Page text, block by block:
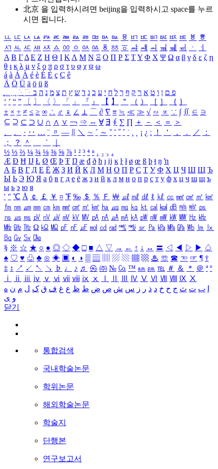
北京 을 입력하시려면 beijing을 입력하시고 space를 누르
시면 됩니다.
ㅥ ㅦ ㅧ ㅨ ㅩ ㅪ ㅫ ㅬ ㅭ ㅮ ㅯ ㅰ ㅱ ㅲ ㅳ ㅴ ㅵ ㅶ ㅷ ㅸ
ㅹ
ㅺ ㅻ ㅼ ㅽ ㅾ ㅿ ㆀ ㆁ ㆂ ㆃ ㆄ ㆅ ㆆ ㆇ ㆈ ㆉ ㆊ ㆋ ㆌ ㆍ
ㆎ
Α Β ΓΔ Ε Ζ Η Θ Ι ΚΛ Μ Ν Ξ Ο Π Ρ Σ ΤΥ Φ Χ Ψ Ω α β γ δ ε ζ η
θ ι κ λ μ ν ξ ο π ρ σ τ υ φ χ ψ ω
á à Á À é è É È ç Ç ê
Ä Ö Ü ä ö ü ß
ִֶֹ ֻּ ׁׂ פ ם ן ו ט א ר ק ף ך ל ח י ע כ ג ד ש ץ ת צ מ נ ה ב
‘ ’ “ ” 〔 〕 〈 〉 「 」 『 』 【 】 ＂ （ ） ［ ］ ｛ ｝
± × ÷ ≠ ≤ ≥ ∞ ∴ ♂ ♀ ∠ ⊥ ⌒ ∂ ∇ ≡ ≒ ≪ ≫ √ ∽ ∝ ∵ ∫ ∬ ∈ ∋
⊆ ⊇ ⊂ ⊃ ∪ ∩ ∧ ∨ ￢ ⇒ ⇔ ∀ ∃ ∮ ∑ ∏ ＋ － ＜ ＝
＞
、
。 · ‥ … ¨ 〃 ― ＼ ∼ ´ ～ ˇ ˘ ˝ ˚ ˙ ¸ ¡ ¿ ː ！ ＇ ， ． ／
：
；
？ ＾ ｀
½ ⅓ ⅔ ¼ ¾ ⅛ ⅜ ⅝ ⅞ ¹ ² ³ ⁴ ⁿ ₁ ₂ ₃ ₄
Æ Ð Ħ Ĳ Ł Ø Œ Þ Ŧ Ŋ æ đ ð ħ ı ĳ ĸ ŀ ł ø œ ß þ ŧ ŋ ŉ
А Б В Г Д Е Ё Ж З И Й К Л М Н О П Р С Т У Ф Х Ц Ч Ш Щ Ъ
Ы Ь Э Ю Я а б в г д е ё ж з и й к л м н о п р с т у ф х ц ч ш щ ъ
ы ь э ю я
′ ″ ℃ Å ￠ ￡ ￥ ¤ ℉ ‰ ＄ ％ Ｆ ￦ ㎕ ㎖ ㎗ ℓ ㎘ ㏄ ㎣ ㎤ ㎥ ㎦
㎙ ㎚ ㎛ ㎜ ㎝ ㎞ ㎟ ㎠ ㎡ ㎢ ㏊ ㎍ ㎎ ㎏ ㏏ ㎈ ㎉ ㏈ ㎧ ㎨ ㎰
㎱ ㎲ ㎳ ㎴ ㎵ ㎶ ㎷ ㎸ ㎹ ㎀ ㎁ ㎂ ㎃ ㎄ ㎺ ㎻ ㎽ ㎾ ㎿ ㎐ ㎑
㎒ ㎓ ㎔ Ω ㏀ ㏁ ㎊ ㎋ ㎌ ㏖ ㏅ ㎭ ㎮ ㎯ ㏛ ㎩ ㎪ ㎫ ㎬ ㏝ ㏐
㏓
㏃ ㏉ ㏜ ㏆
§ ※ ☆ ★ ○ ● ◎ ◇ ◆ □ ■ △ ▽ → ← ↑ ↓ ↔ 〓 ◁ ◀ ▷ ▶ ♤
♠ ♡ ♥ ♧ ♣ ⊙ ◈ ▣ ◐ ◑ ▒ ▤ ▨ ▧ ▦ ▩ ♨ ☏ ☎ ☜ ☞ ¶ †
‡ ↕ ↗ ↙ ↖ ↘ ♭ ♩ ♪ ♬ ㉿ ㈜ № ㏇ ™ ㏂ ㏘ ℡ ＃ ＆ ＊ ＠ ª º
ⅰ
ⅱ ⅲ ⅳ ⅴ ⅵ ⅶ ⅷ ⅸ ⅹ Ⅳ Ⅴ Ⅵ Ⅶ Ⅷ Ⅸ Ⅹ
ب ت ث ج ح خ د ذ ر ز س ش ص ض ط ظ ع غ ف ق ک ل م ن ه
و ی
닫기
통합검색
국내학술논문
학위논문
해외학술논문
학술지
단행본
연구보고서